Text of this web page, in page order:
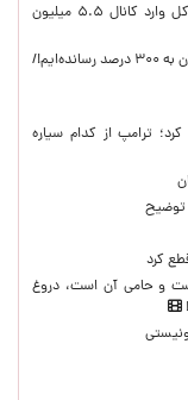
رشد بورس در اولین روز معاملات هفته/ شاخص کل وارد کانال ۵.۵ میلیون
ترامپ: تورم ایران که قبل از جنگ ۵ درصد بود را الان به ۳۰۰ درصد رسانده‌ایم!/
ترامپ از کدام سیاره
توضیح
کرد
و حامی آن است، دروغ